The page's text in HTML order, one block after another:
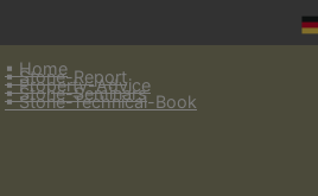
▪︎ Home
▪︎ Stone-Report
▪︎ Property-Advice
▪︎ Stone-Seminars
▪︎ Stone-Technical-Book